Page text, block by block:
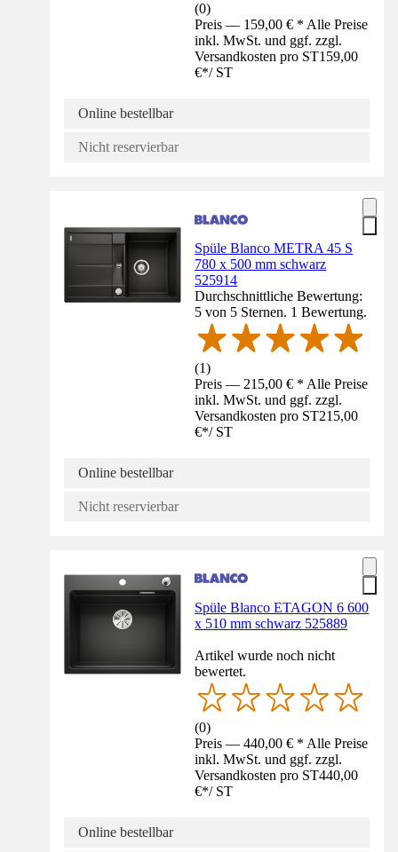
(0)
Preis — 159,00 € * Alle Preise
inkl. MwSt. und ggf. zzgl.
Versandkosten pro ST159,00
€*/ ST
Online bestellbar
Nicht reservierbar
Spüle Blanco METRA 45 S
780 x 500 mm schwarz
525914
Durchschnittliche Bewertung:
5 von 5 Sternen. 1 Bewertung.
(1)
Preis — 215,00 € * Alle Preise
inkl. MwSt. und ggf. zzgl.
Versandkosten pro ST215,00
€*/ ST
Online bestellbar
Nicht reservierbar
Spüle Blanco ETAGON 6 600
x 510 mm schwarz 525889
Artikel wurde noch nicht
bewertet.
(0)
Preis — 440,00 € * Alle Preise
inkl. MwSt. und ggf. zzgl.
Versandkosten pro ST440,00
€*/ ST
Online bestellbar